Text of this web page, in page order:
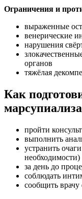
Ограничения и
выраженные
венерические
нарушения
органов
тяжёлая
Как
пройти
выполнить
устранить
необходимости)
за день до
соблюдать
сообщить